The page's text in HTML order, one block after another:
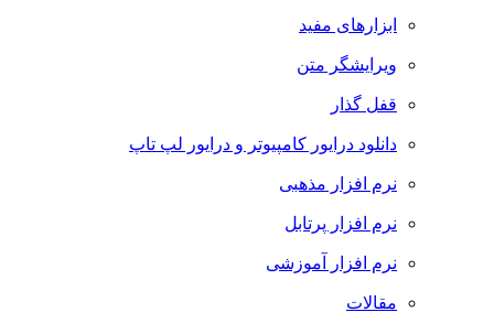
ابزارهای مفید
ویرایشگر متن
قفل گذار
دانلود درایور کامپیوتر و درایور لپ تاپ
نرم افزار مذهبی
نرم افزار پرتابل
نرم افزار آموزشی
مقالات